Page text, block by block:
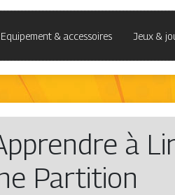
Equipement & accessoires Jeux &
à
Partition